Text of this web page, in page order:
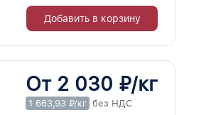
Добавить в корзину
От 2 030 ₽/кг
1 663,93 ₽/кг без НДС